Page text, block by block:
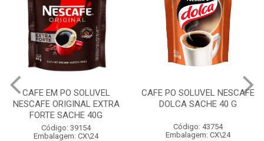
CAFE EM PO SOLUVEL
NESCAFE ORIGINAL EXTRA
FORTE SACHE 40G
Código: 39154
Embalagem: CX\24
CAFE PO SOLUVEL NESCAFE
DOLCA SACHE 40 G
Código: 43754
Embalagem: CX\24